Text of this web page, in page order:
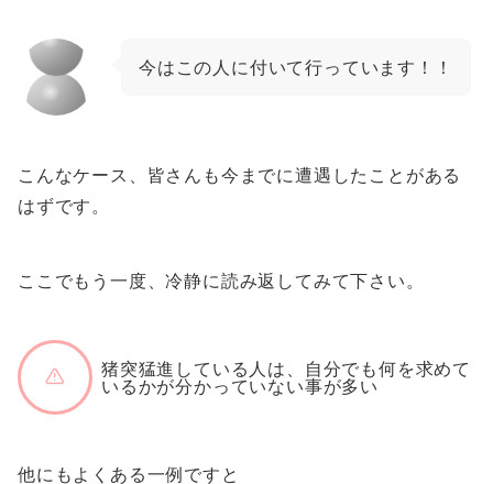
今はこの人に付いて行っています！！
こんなケース、皆さんも今までに遭遇したことがある
はずです。
ここでもう一度、冷静に読み返してみて下さい。
猪突猛進している人は、自分でも何を求めて
いるかが分かっていない事が多い
他にもよくある一例ですと